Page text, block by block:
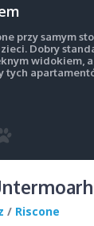
przy samym
Dobry
widokiem,
tych
/ Riscone